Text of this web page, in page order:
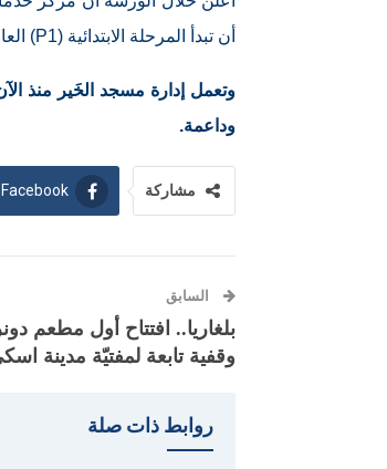
أن تبدأ المرحلة الابتدائية (P1) العام المقبل، وستكون المدرسة مجاورة للمسجد.
وتعمل إدارة مسجد الخَير منذ
وداعمة.
مشاركة Facebook
السابق
بلغاريا.. افتتاح أول مطعم
وقفية تابعة لمفتيّة مدينة
روابط ذات صلة